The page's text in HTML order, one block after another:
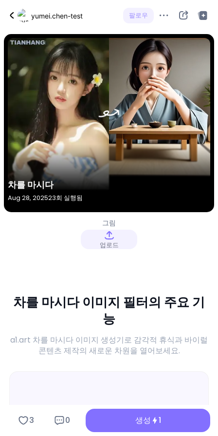
yumei.chen-test 팔로우
차를 마시다
Aug 28, 202523회 실행됨
그림
업로드
차를 마시다 이미지 필터의 주요 기
능
a1.art 차를 마시다 이미지 생성기로 감각적 휴식과 바이럴
콘텐츠 제작의 새로운 차원을 열어보세요.
3 0 생성 1